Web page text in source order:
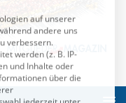
jederzeit unter
für die eine